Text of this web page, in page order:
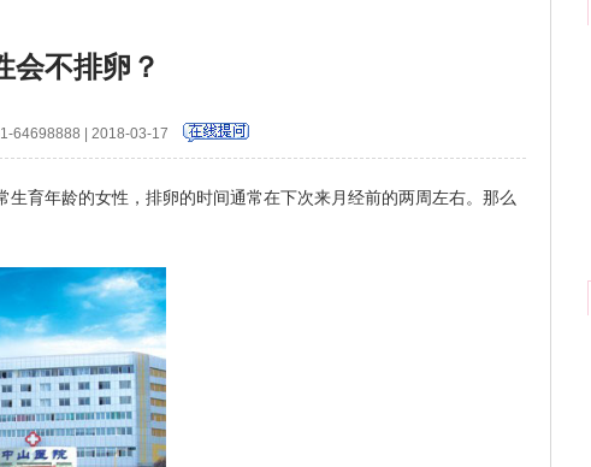
会不排卵？
64698888 | 2018-03-17
年龄的女性，排卵的时间通常在下次来月经前的两周左右。那么